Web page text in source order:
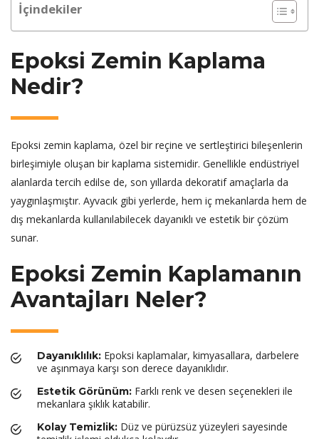
İçindekiler
Epoksi Zemin Kaplama
Nedir?
Epoksi zemin kaplama, özel bir reçine ve sertleştirici bileşenlerin
birleşimiyle oluşan bir kaplama sistemidir. Genellikle endüstriyel
alanlarda tercih edilse de, son yıllarda dekoratif amaçlarla da
yaygınlaşmıştır. Ayvacık gibi yerlerde, hem iç mekanlarda hem de
dış mekanlarda kullanılabilecek dayanıklı ve estetik bir çözüm
sunar.
Epoksi Zemin Kaplamanın
Avantajları Neler?
Dayanıklılık: Epoksi kaplamalar, kimyasallara, darbelere
ve aşınmaya karşı son derece dayanıklıdır.
Estetik Görünüm: Farklı renk ve desen seçenekleri ile
mekanlara şıklık katabilir.
Kolay Temizlik: Düz ve pürüzsüz yüzeyleri sayesinde